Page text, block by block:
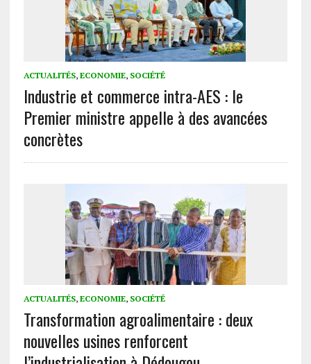
ACTUALITÉS, ECONOMIE, SOCIÉTÉ
Industrie et commerce intra-AES : le
Premier ministre appelle à des avancées
concrètes
ACTUALITÉS, ECONOMIE, SOCIÉTÉ
Transformation agroalimentaire : deux
nouvelles usines renforcent